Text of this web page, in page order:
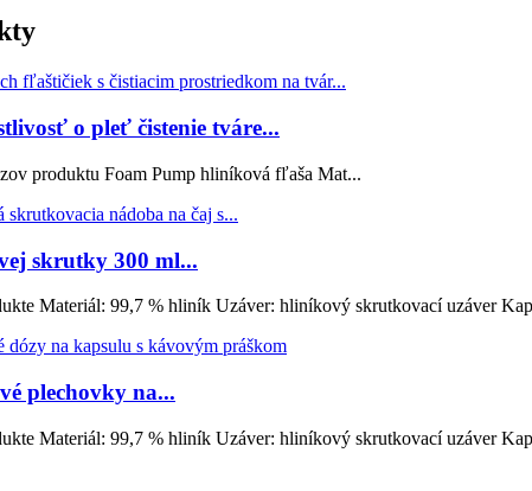
o pleť čistenie tváre...
produktu Foam Pump hliníková fľaša Mat...
skrutky 300 ml...
Materiál: 99,7 % hliník Uzáver: hliníkový skrutkovací uzáver
plechovky na...
Materiál: 99,7 % hliník Uzáver: hliníkový skrutkovací uzáver